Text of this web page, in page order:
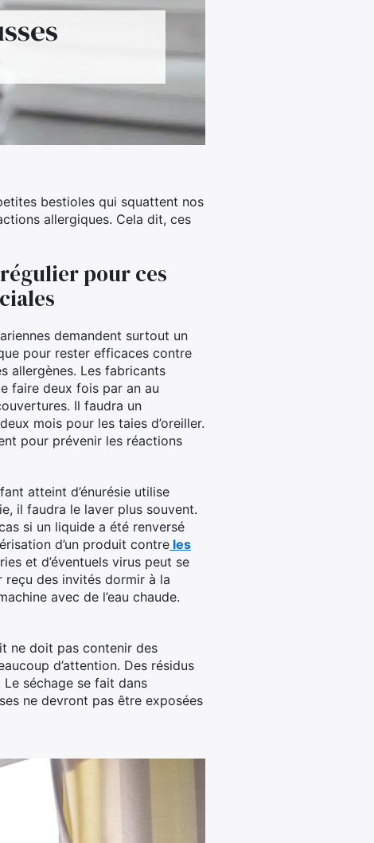
bestioles qui squattent nos
allergiques. Cela dit, ces
pour ces
demandent surtout un
pour rester efficaces contre
allergènes. Les fabricants
faire deux fois par an au
Il faudra un
mois pour les taies d’oreiller.
pour prévenir les réactions
atteint d’énurésie utilise
il faudra le laver plus souvent.
si un liquide a été renversé
d’un produit contre les
et d’éventuels virus peut se
reçu des invités dormir à la
avec de l’eau chaude.
ne doit pas contenir des
d’attention. Des résidus
séchage se fait dans
ne devront pas être exposées